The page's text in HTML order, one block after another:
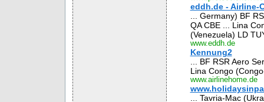
eddh.de - Airline-
... Germany) BF
QA CBE ... Lina
(Venezuela) LD
www.eddh.de
Kennung2
... BF RSR Aero
Lina Congo
www.airlinehome.de
... Tavria-Mac